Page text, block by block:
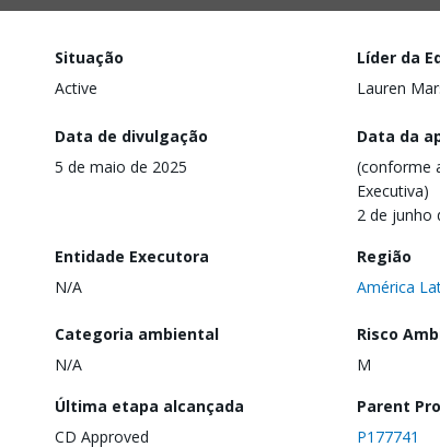
Situação
Active
Líder da
Lauren
Data de divulgação
5 de maio de 2025
Data da
(conforme
Executiva)
2 de junho
Entidade Executora
N/A
Região
América
Categoria ambiental
N/A
Risco
M
Última etapa alcançada
CD Approved
Parent
P177741